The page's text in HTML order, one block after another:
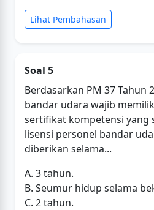
Lihat Pembahasan
Soal 5
Berdasarkan PM 37 Tahun
bandar udara wajib
sertifikat kompetensi yang
lisensi personel bandar
diberikan selama...
A. 3 tahun.
B. Seumur hidup selama
C. 2 tahun.